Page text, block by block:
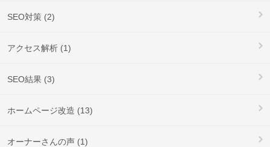
SEO対策 (2)
アクセス解析 (1)
SEO結果 (3)
ホームページ改造 (13)
オーナーさんの声 (1)